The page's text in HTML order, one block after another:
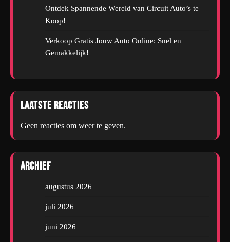
Ontdek Spannende Wereld van Circuit Auto’s te
Koop!
Verkoop Gratis Jouw Auto Online: Snel en
Gemakkelijk!
Laatste reacties
Geen reacties om weer te geven.
Archief
augustus 2026
juli 2026
juni 2026